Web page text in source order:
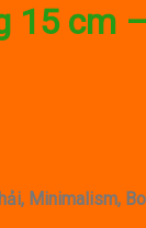
15 cm
Minimalism,